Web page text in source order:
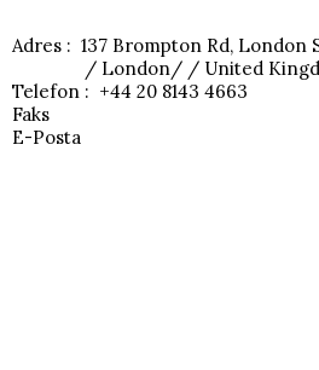
Adres : 137 Brompton Rd, London
/ London/ / United
Telefon : +44 20 8143 4663
Faks
E-Posta